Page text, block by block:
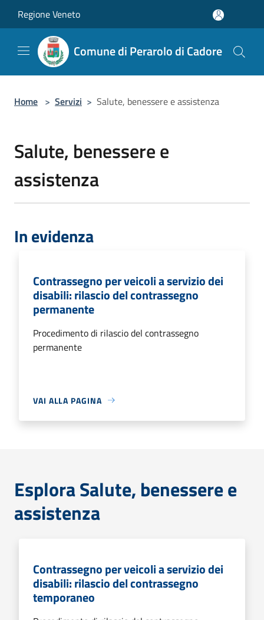
Regione Veneto
Comune di Perarolo di Cadore
Home > Servizi > Salute, benessere e assistenza
Salute, benessere e
assistenza
In evidenza
Contrassegno per veicoli a servizio dei
disabili: rilascio del contrassegno
permanente
Procedimento di rilascio del contrassegno
permanente
VAI ALLA PAGINA
Esplora Salute, benessere e
assistenza
Contrassegno per veicoli a servizio dei
disabili: rilascio del contrassegno
temporaneo